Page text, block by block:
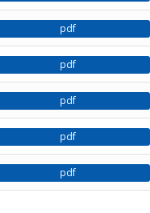
pdf
pdf
pdf
pdf
pdf